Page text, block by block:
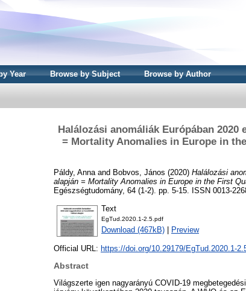
Year Browse by Subject Browse by Author
Halálozási anomáliák Európában 2020
= Mortality Anomalies in Europe in
Páldy, Anna and Bobvos, János (2020) Halálozási
alapján = Mortality Anomalies in Europe in the First
Egészségtudomány, 64 (1-2). pp. 5-15. ISSN 0013-
Text
EgTud.2020.1-2.5.pdf
Download (467kB) Preview
Official URL: https://doi.org/10.29179/EgTud.2020.1-
Abstract
Világszerte igen nagyarányú COVID-19